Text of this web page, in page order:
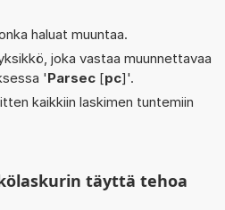
haluat muuntaa.
joka vastaa muunnettavaa
'Parsec[pc]'.
kaikkiin laskimen tuntemiin
täyttä tehoa